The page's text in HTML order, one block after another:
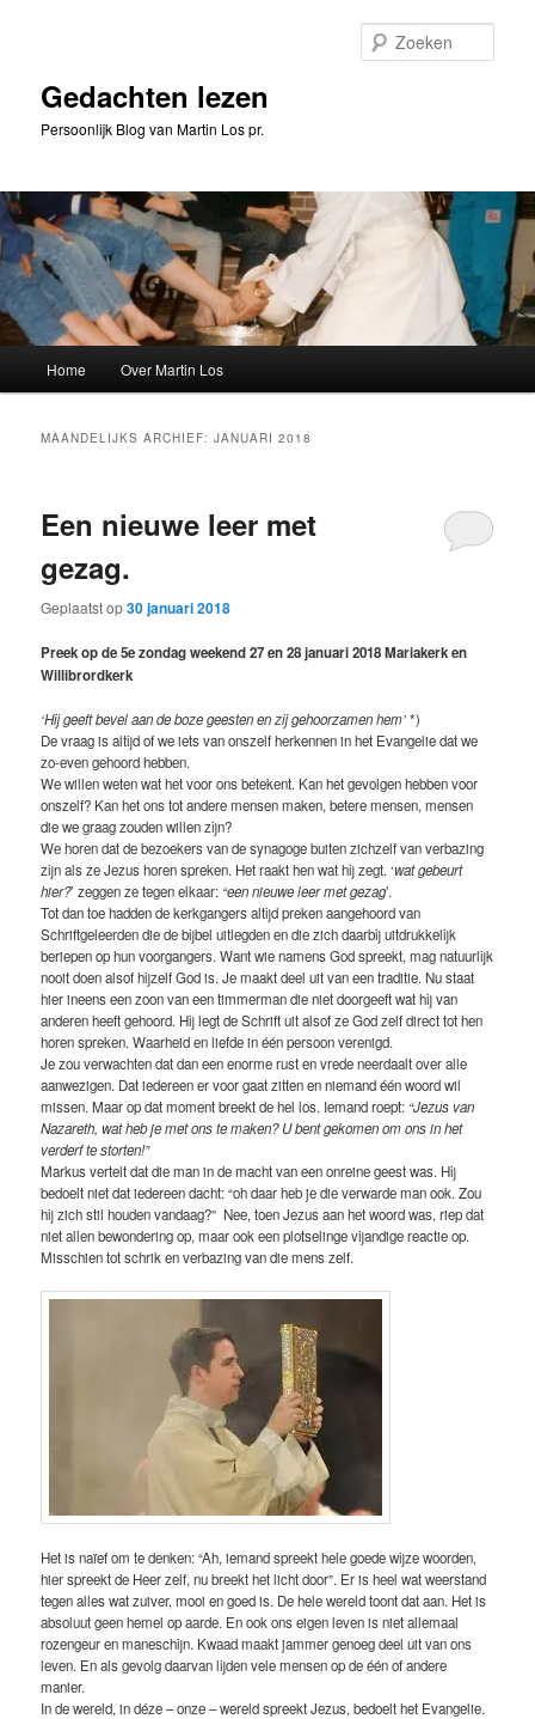
Gedachten lezen
Persoonlijk Blog van Martin Los pr.
Home Over Martin Los
MAANDELIJKS ARCHIEF:JANUARI 2018
Een nieuwe leer met
gezag.
Geplaatst op30 januari 2018
Preek op de 5e zondag weekend 27 en 28 januari 2018 Mariakerk en
Willibrordkerk
‘Hij geeft bevel aan de boze geesten en zij gehoorzamen hem’*)
De vraag is altijd of we iets van onszelf herkennen in het Evangelie dat we
zo-even gehoord hebben.
We willen weten wat het voor ons betekent. Kan het gevolgen hebben voor
onszelf? Kan het ons tot andere mensen maken, betere mensen, mensen
die we graag zouden willen zijn?
We horen dat de bezoekers van de synagoge buiten zichzelf van verbazing
zijn als ze Jezus horen spreken. Het raakt hen wat hij zegt. ‘wat gebeurt
hier?’ zeggen ze tegen elkaar: “een nieuwe leer met gezag’.
Tot dan toe hadden de kerkgangers altijd preken aangehoord van
Schriftgeleerden die de bijbel uitlegden en die zich daarbij uitdrukkelijk
beriepen op hun voorgangers. Want wie namens God spreekt, mag natuurlijk
nooit doen alsof hijzelf God is. Je maakt deel uit van een traditie. Nu staat
hier ineens een zoon van een timmerman die niet doorgeeft wat hij van
anderen heeft gehoord. Hij legt de Schrift uit alsof ze God zelf direct tot hen
horen spreken. Waarheid en liefde in één persoon verenigd.
Je zou verwachten dat dan een enorme rust en vrede neerdaalt over alle
aanwezigen. Dat iedereen er voor gaat zitten en niemand één woord wil
missen. Maar op dat moment breekt de hel los. Iemand roept: “Jezus van
Nazareth, wat heb je met ons te maken? U bent gekomen om ons in het
verderf te storten!”
Markus vertelt dat die man in de macht van een onreine geest was. Hij
bedoelt niet dat iedereen dacht: “oh daar heb je die verwarde man ook. Zou
hij zich stil houden vandaag?” Nee, toen Jezus aan het woord was, riep dat
niet allen bewondering op, maar ook een plotselinge vijandige reactie op.
Misschien tot schrik en verbazing van die mens zelf.
Het is naïef om te denken: “Ah, iemand spreekt hele goede wijze woorden,
hier spreekt de Heer zelf, nu breekt het licht door”. Er is heel wat weerstand
tegen alles wat zuiver, mooi en goed is. De hele wereld toont dat aan. Het is
absoluut geen hemel op aarde. En ook ons eigen leven is niet allemaal
rozengeur en maneschijn. Kwaad maakt jammer genoeg deel uit van ons
leven. En als gevolg daarvan lijden vele mensen op de één of andere
manier.
In de wereld, in déze – onze – wereld spreekt Jezus, bedoelt het Evangelie.